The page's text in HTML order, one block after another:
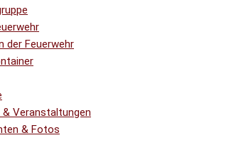
der Feuerwehr
& Veranstaltungen
& Fotos